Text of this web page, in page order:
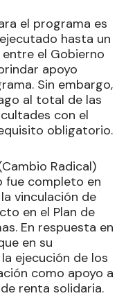
el programa es
hasta un
entre el Gobierno
apoyo
Sin embargo,
al total de las
con el
obligatorio.
Radical)
fue completo en
vinculación de
en el Plan de
En respuesta en
en su
ejecución de los
como apoyo a
renta solidaria.